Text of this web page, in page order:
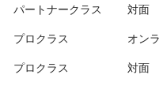
パートナークラス
対面
プロクラス
オン
プロクラス
対面